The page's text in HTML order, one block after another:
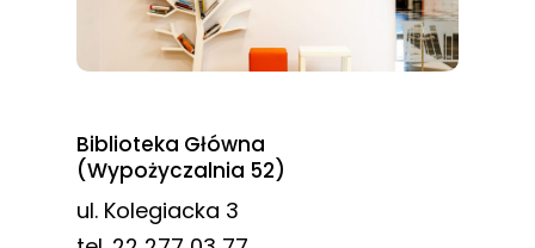
Biblioteka Główna
(Wypożyczalnia 52)
ul. Kolegiacka 3
przejścia na nią.
te pliki cookie,
niektóre funkcje
znikną ze strony
internetowej.